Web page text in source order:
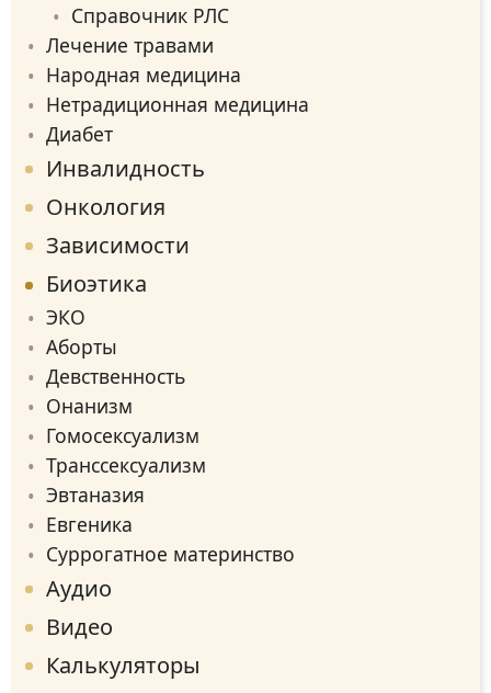
Справочник РЛС
Лечение травами
Народная медицина
Нетрадиционная медицина
Диабет
Инвалидность
Онкология
Зависимости
Биоэтика
ЭКО
Аборты
Девственность
Онанизм
Гомосексуализм
Транссексуализм
Эвтаназия
Евгеника
Суррогатное материнство
Аудио
Видео
Калькуляторы